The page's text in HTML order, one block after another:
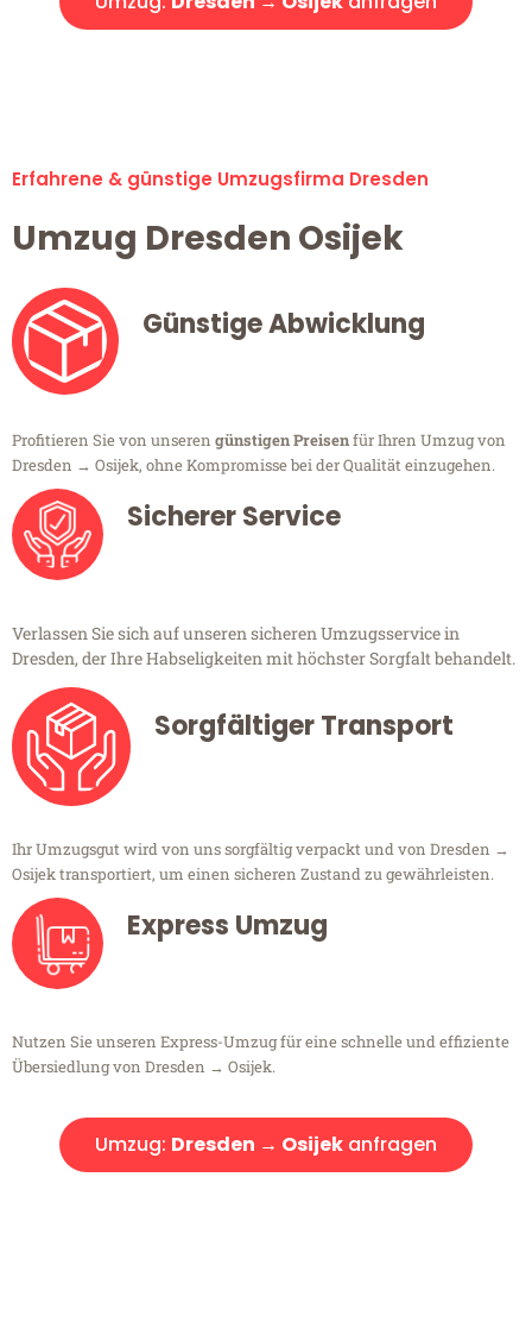
Erfahrene & günstige Umzugsfirma Dresden
Umzug Dresden Osijek
Günstige Abwicklung
Profitieren Sie von unseren günstigen Preisenfür Ihren Umzug von
Dresden → Osijek, ohne Kompromisse bei der Qualität einzugehen.
Sicherer Service
Verlassen Sie sich auf unseren sicheren Umzugsservice in
Dresden, der Ihre Habseligkeiten mit höchster Sorgfalt behandelt.
Sorgfältiger Transport
Ihr Umzugsgut wird von uns sorgfältig verpackt und von Dresden →
Osijek transportiert, um einen sicheren Zustand zu gewährleisten.
Express Umzug
Nutzen Sie unseren Express-Umzug für eine schnelle und effiziente
Übersiedlung von Dresden → Osijek.
Umzug: Dresden → Osijek anfragen